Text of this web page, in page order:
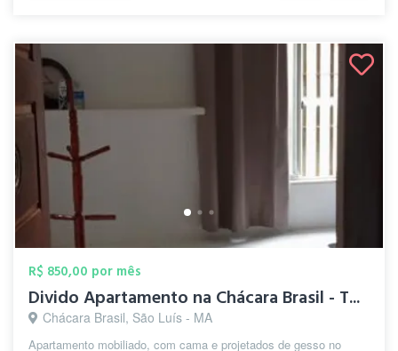
R$ 850,00 por mês
Divido Apartamento na Chácara Brasil - T...
Chácara Brasil, São Luís - MA
Apartamento mobiliado, com cama e projetados de gesso no